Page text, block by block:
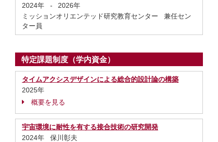
2024年 -
2026年
ミッションオリエンテッド研究教育センター 兼任セン
ター員
特定課題制度（学内資金）
タイムアクシスデザインによる総合的設計論の構築
2025年
概要を見る
宇宙環境に耐性を有する接合技術の研究開発
2024年 保川彰夫